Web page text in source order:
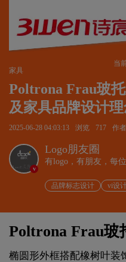
当
家具
Poltrona Frau玻
及家具品牌设计
2025-06-28 04:03:13 浏览 717 作者
v
Logo朋友圈
有logo，有朋友，每
品牌标志设计 vi设
Poltrona Frau玻
椭圆形外框搭配橡树叶装